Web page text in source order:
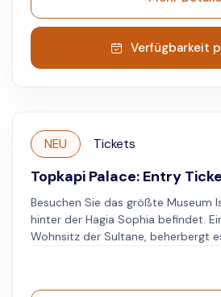
Osmanischen Reich finden.
Verfügbarkeit
NEU Tickets
Topkapi Palace: Entry
Besuchen Sie das größte Museum
hinter der Hagia Sophia befindet.
Wohnsitz der Sultane, beherbergt
Erforschen Sie die Geschichte und
anhand der Ausstellungsstücke.